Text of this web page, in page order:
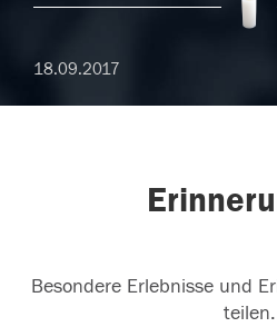
18.09.2017
Besondere Erlebnisse und
teilen.